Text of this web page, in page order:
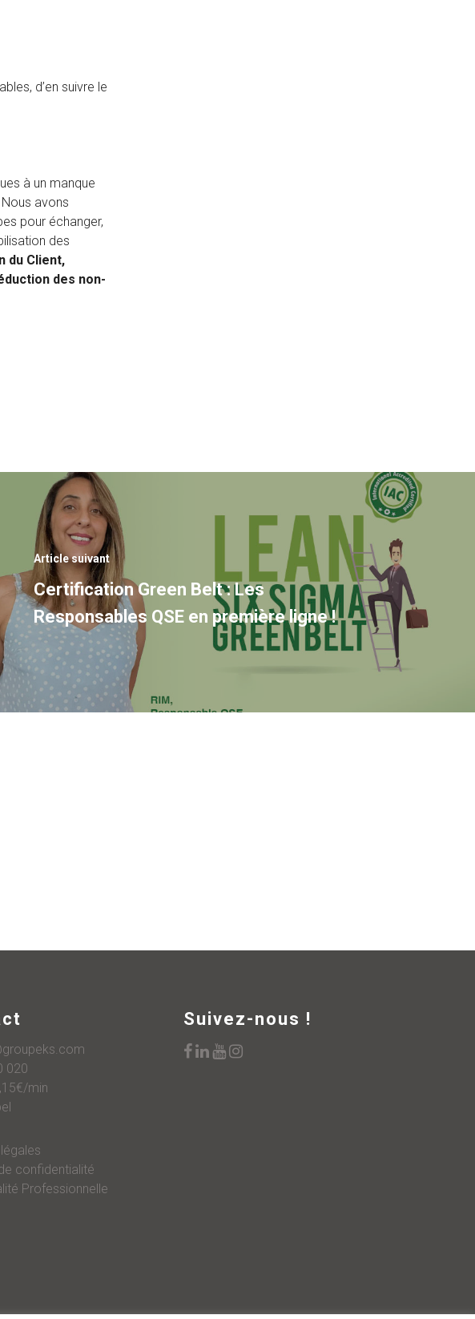
d’en suivre le
à un manque
avons
pour échanger,
des
du Client,
des non-
Article suivant
Certification Green Belt : Les
Responsables QSE en première ligne !
020
min
confidentialité
Professionnelle
Suivez-nous !